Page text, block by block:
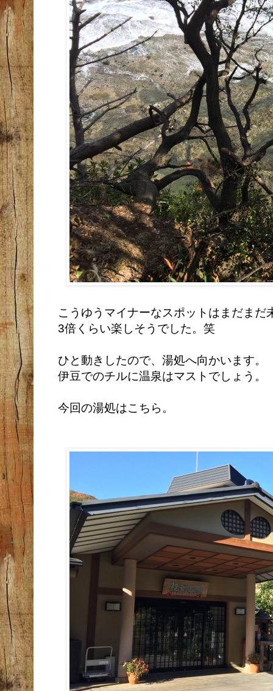
こうゆうマイナーなスポットはまだま
3倍くらい楽しそうでした。笑
ひと動きしたので、湯処へ向かいます。
伊豆でのチルに温泉はマストでしょう。
今回の湯処はこちら。